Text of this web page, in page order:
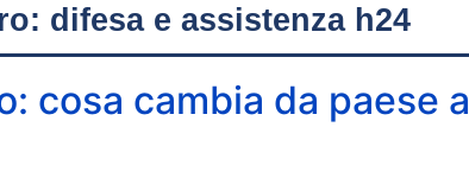
difesa e assistenza h24
cosa cambia da paese a